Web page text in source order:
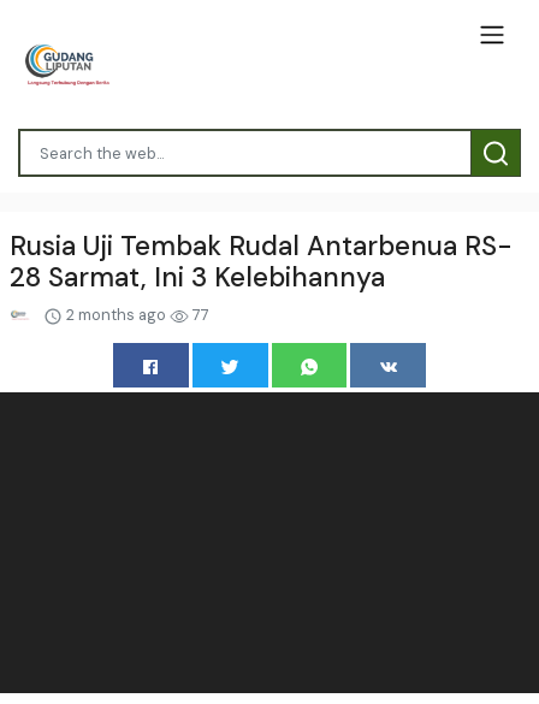
Rusia Uji Tembak Rudal Antarbenua RS-
28 Sarmat, Ini 3 Kelebihannya
2 months ago 77